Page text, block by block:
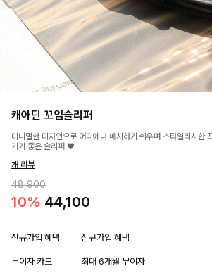
캐아딘 꼬임슬리퍼
미니멀한 디자인으로 어디에나 매치하기 쉬우며 스타일리시한
기기 좋은 슬리퍼 ♥
개 리뷰
48,900
10% 44,100
신규가입 혜택 신규가입 혜택
무이자 카드 최대 6개월 무이자